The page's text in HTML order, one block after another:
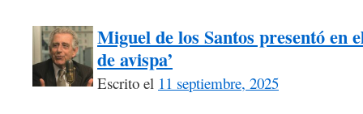
Miguel de los Santos presentó en
de avispa’
Escrito el 11 septiembre, 2025